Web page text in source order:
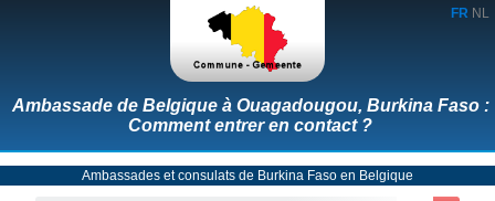
FR NL
Ambassade de Belgique à Ouagadougou, Burkina Faso :
Comment entrer en contact ?
Ambassades et consulats de Burkina Faso en Belgique